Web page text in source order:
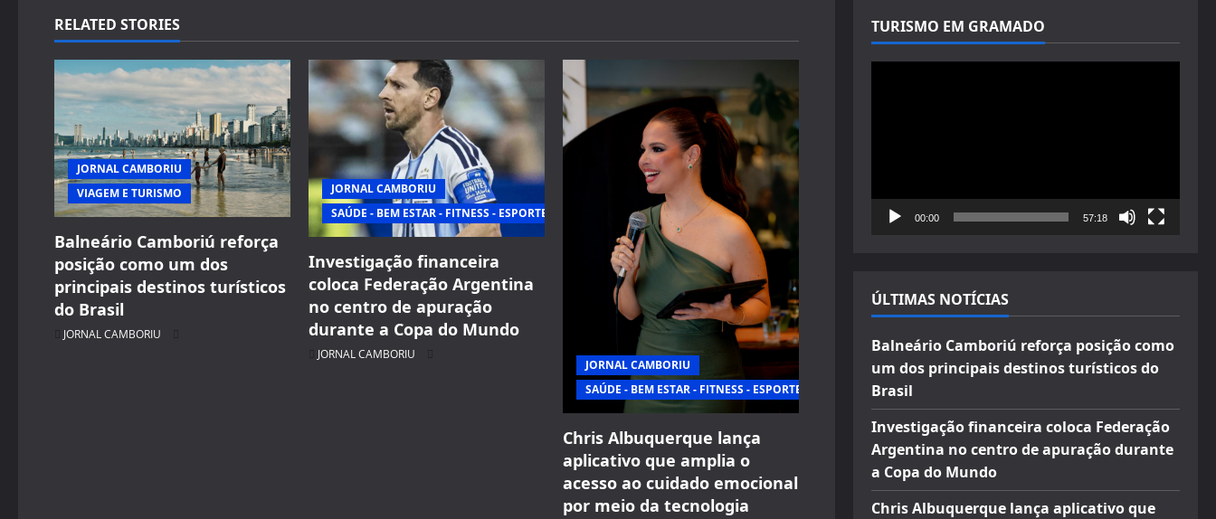
n
a
v
i
g
a
t
i
o
RELATED STORIES
JORNAL CAMBORIU
VIAGEM E TURISMO
Balneário Camboriú reforça
posição como um dos
principais destinos turísticos
do Brasil
JORNAL CAMBORIU
JORNAL CAMBORIU
SAÚDE - BEM ESTAR - FITNESS - ESPORTE
Investigação financeira
coloca Federação Argentina
no centro de apuração
durante a Copa do Mundo
JORNAL CAMBORIU
JORNAL CAMBORIU
SAÚDE - BEM ESTAR - FITNESS - ESPORTE
Chris Albuquerque lança
aplicativo que amplia o
acesso ao cuidado emocional
por meio da tecnologia
TURISMO EM GRAMADO
00:00 57:18
ÚLTIMAS NOTÍCIAS
Balneário Camboriú reforça posição como
um dos principais destinos turísticos do
Brasil
Investigação financeira coloca Federação
Argentina no centro de apuração durante
a Copa do Mundo
Chris Albuquerque lança aplicativo que